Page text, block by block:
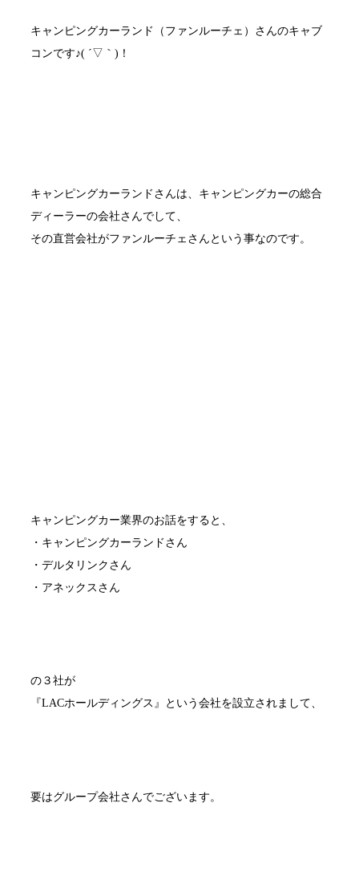
キャンピングカーランド（ファンルーチェ）さんのキャブ
コンです♪( ´▽｀)！
キャンピングカーランドさんは、キャンピングカーの総合
ディーラーの会社さんでして、
その直営会社がファンルーチェさんという事なのです。
キャンピングカー業界のお話をすると、
・キャンピングカーランドさん
・デルタリンクさん
・アネックスさん
の３社が
『LACホールディングス』という会社を設立されまして、
要はグループ会社さんでございます。